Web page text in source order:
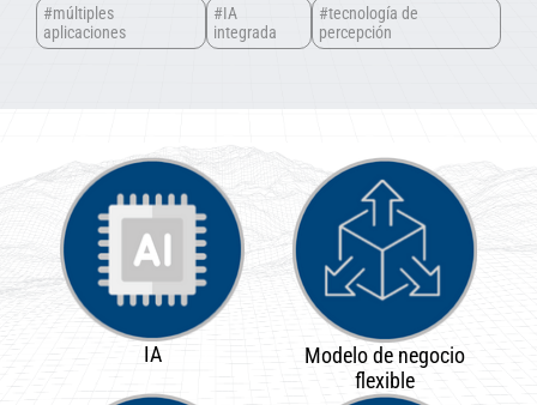
#múltiples
aplicaciones
#IA
integrada
#tecnología de
percepción
IA
Modelo de negocio
flexible